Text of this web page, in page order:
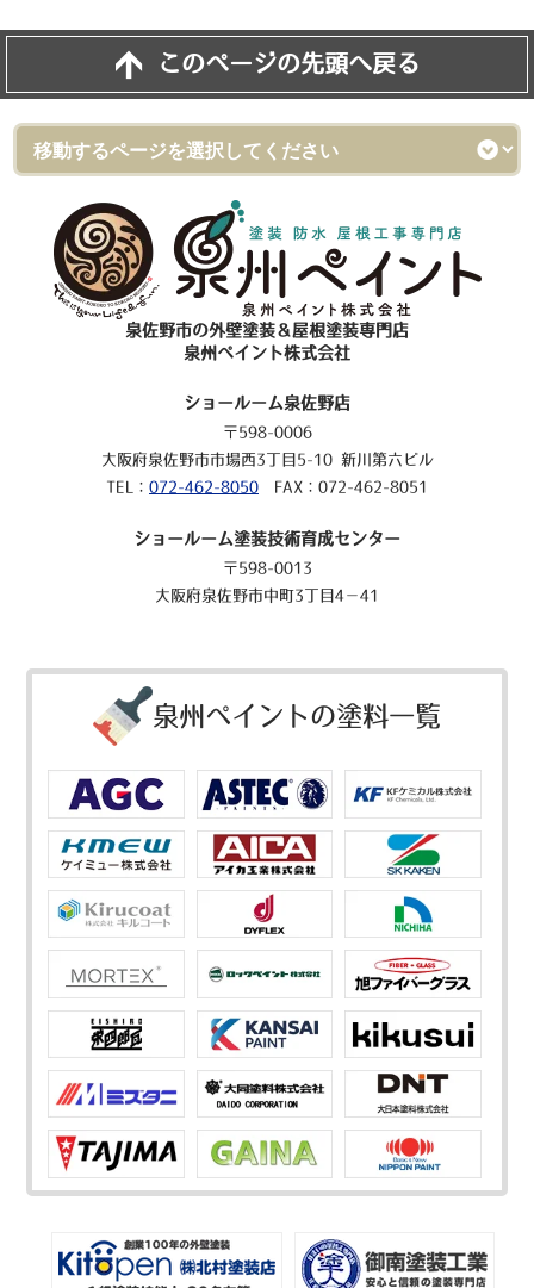
このページの先頭へ戻る
泉佐野市の外壁塗装＆屋根塗装専門店
泉州ペイント株式会社
ショールーム泉佐野店
〒598-0006
大阪府泉佐野市市場西3丁目5-10 新川第六ビル
TEL： 072-462-8050 FAX：072-462-8051
ショールーム塗装技術育成センター
〒598-0013
大阪府泉佐野市中町3丁目4－41
泉州ペイントの塗料一覧